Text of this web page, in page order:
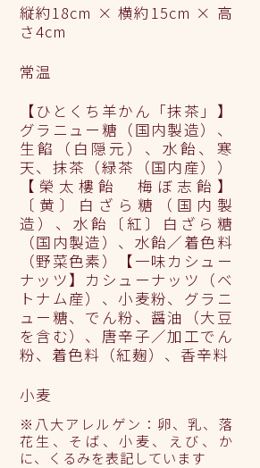
縦約18cm × 横約15cm × 高
さ4cm
常温
【ひとくち羊かん「抹茶」】
グラニュー糖（国内製造）、
生餡（白隠元）、水飴、寒
天、抹茶（緑茶（国内産））
【榮太樓飴 梅ぼ志飴】
〔黄〕白ざら糖（国内製
造）、水飴〔紅〕白ざら糖
（国内製造）、水飴／着色料
（野菜色素）【一味カシュー
ナッツ】カシューナッツ（ベ
トナム産）、小麦粉、グラニ
ュー糖、でん粉、醤油（大豆
を含む）、唐辛子／加工でん
粉、着色料（紅麹）、香辛料
小麦
※八大アレルゲン：卵、乳、落
花生、そば、小麦、えび、か
に、くるみを表記しています